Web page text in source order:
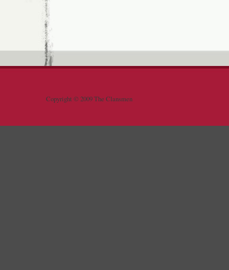
Copyright © 2009 The Clansmen